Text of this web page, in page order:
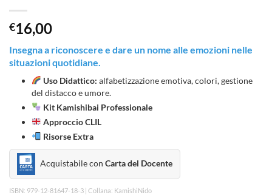
€16,00
Insegna a riconoscere e dare un nome alle emozioni nelle
situazioni quotidiane.
Uso Didattico: alfabetizzazione emotiva, colori, gestione
del distacco e umore.
Kit Kamishibai Professionale
Approccio CLIL
Risorse Extra
Acquistabile con Carta del Docente
ISBN: 979-12-81647-18-3 | Collana: KamishiNido